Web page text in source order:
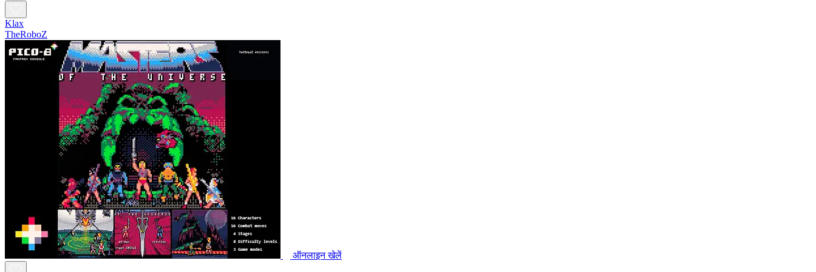
Klax
TheRoboZ
ऑनलाइन खेलें